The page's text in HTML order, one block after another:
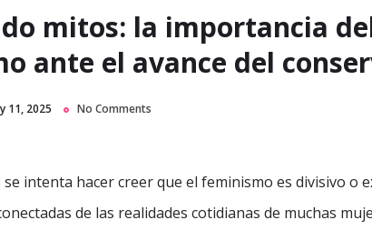
u
mitos: la importancia
ante el avance del
11, 2025 No Comments
se intenta hacer creer que el feminismo es divisivo o
de las realidades cotidianas de muchas